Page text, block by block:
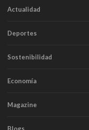
Actualidad
Deportes
Sostenibilidad
Economía
Magazine